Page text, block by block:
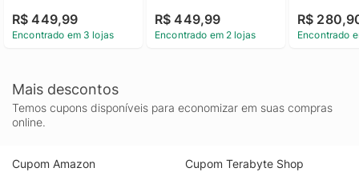
R$ 449,99
Encontrado em 3 lojas
R$ 449,99
Encontrado em 2 lojas
R$
Encontrado
Mais descontos
Temos cupons disponíveis para economizar em suas compras
online.
Cupom Amazon
Cupom Terabyte Shop